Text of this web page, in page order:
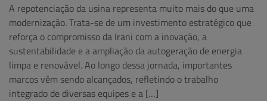
A repotenciação da usina representa muito mais do que uma
modernização. Trata-se de um investimento estratégico que
reforça o compromisso da Irani com a inovação, a
sustentabilidade e a ampliação da autogeração de energia
limpa e renovável. Ao longo dessa jornada, importantes
marcos vêm sendo alcançados, refletindo o trabalho
integrado de diversas equipes e a […]